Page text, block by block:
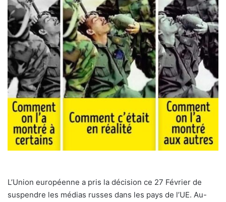
L’Union européenne a pris la décision ce 27 Février de
suspendre les médias russes dans les pays de l’UE. Au-